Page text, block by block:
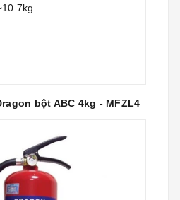
bột ABC 4kg - MFZL4